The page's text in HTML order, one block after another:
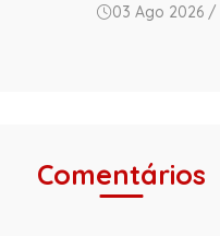
03 Ago 2026 /
Comentários